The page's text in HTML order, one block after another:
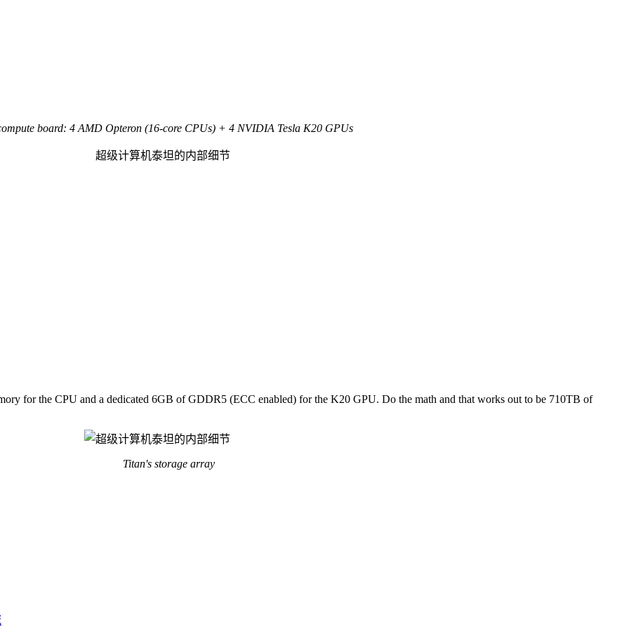
board: 4 AMD Opteron (16-core CPUs) + 4 NVIDIA Tesla K20 GPUs
for the CPU and a dedicated 6GB of GDDR5 (ECC enabled) for the K20 GPU. Do the math and that works out to be 710TB of
Titan's storage array